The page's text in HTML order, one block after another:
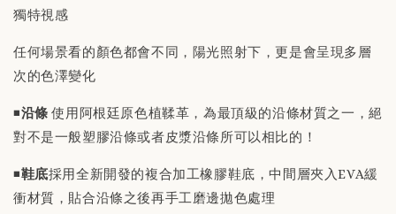
獨特視感
任何場景看的顏色都會不同，陽光照射下，更是會呈現多層
次的色澤變化
◾️沿條 使用阿根廷原色植鞣革，為最頂級的沿條材質之一，絕
對不是一般塑膠沿條或者皮漿沿條所可以相比的！
◾️鞋底採用全新開發的複合加工橡膠鞋底，中間層夾入EVA緩
衝材質，貼合沿條之後再手工磨邊拋色處理